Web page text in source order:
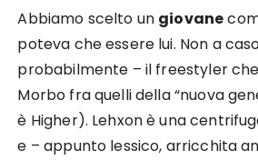
Abbiamo scelto un giovane
poteva che essere lui. Non a
probabilmente – il freestyler
Morbo fra quelli della “nuova
è Higher). Lehxon è una
e – appunto lessico, arricchita